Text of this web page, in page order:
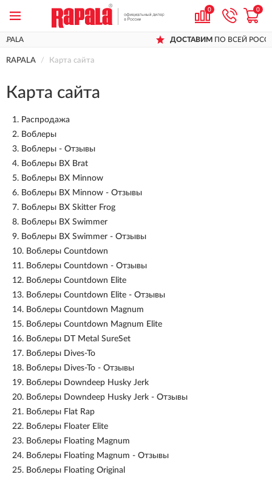
0 0
ПО ВСЕЙ РОССИИ
RAPALA Карта сайта
Карта сайта
1. Распродажа
2. Воблеры
3. Воблеры - Отзывы
4. Воблеры BX Brat
5. Воблеры BX Minnow
6. Воблеры BX Minnow - Отзывы
7. Воблеры BX Skitter Frog
8. Воблеры BX Swimmer
9. Воблеры BX Swimmer - Отзывы
10. Воблеры Countdown
11. Воблеры Countdown - Отзывы
12. Воблеры Countdown Elite
13. Воблеры Countdown Elite - Отзывы
14. Воблеры Countdown Magnum
15. Воблеры Countdown Magnum Elite
16. Воблеры DT Metal SureSet
17. Воблеры Dives-To
18. Воблеры Dives-To - Отзывы
19. Воблеры Downdeep Husky Jerk
20. Воблеры Downdeep Husky Jerk - Отзывы
21. Воблеры Flat Rap
22. Воблеры Floater Elite
23. Воблеры Floating Magnum
24. Воблеры Floating Magnum - Отзывы
25. Воблеры Floating Original